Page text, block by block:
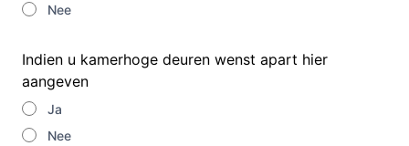
Nee
Indien u kamerhoge deuren wenst apart hier
aangeven
Ja
Nee